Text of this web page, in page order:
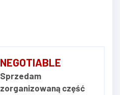
NEGOTIABLE
Sprzedam
zorganizowaną część